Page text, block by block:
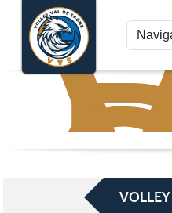
Panneau de gestion des